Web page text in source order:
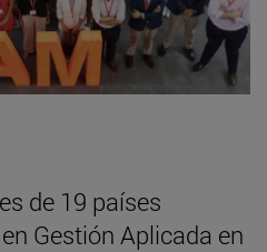
de 19 países
Gestión Aplicada en